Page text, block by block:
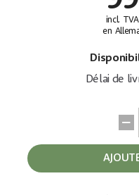
incl.
en
Délai de